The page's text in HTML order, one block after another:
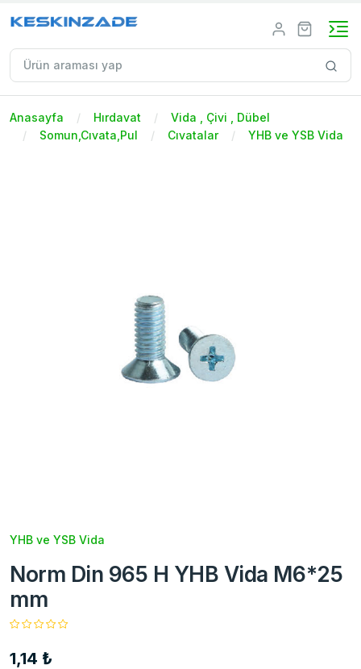
Anasayfa Hırdavat
Vida , Çivi , Dübel
Somun,Cıvata,Pul
Cıvatalar YHB ve YSB Vida
YHB ve YSB Vida
Norm Din 965 H YHB Vida M6*25
mm
1,14 ₺